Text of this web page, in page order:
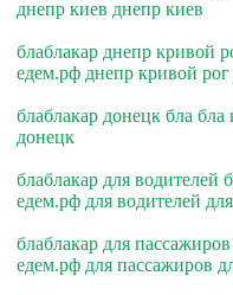
днепр киев днепр киев
блаблакар днепр кривой
едем.рф днепр кривой
блаблакар донецк бла
донецк
блаблакар для водителей
едем.рф для водителей
блаблакар для
едем.рф для пассажиров